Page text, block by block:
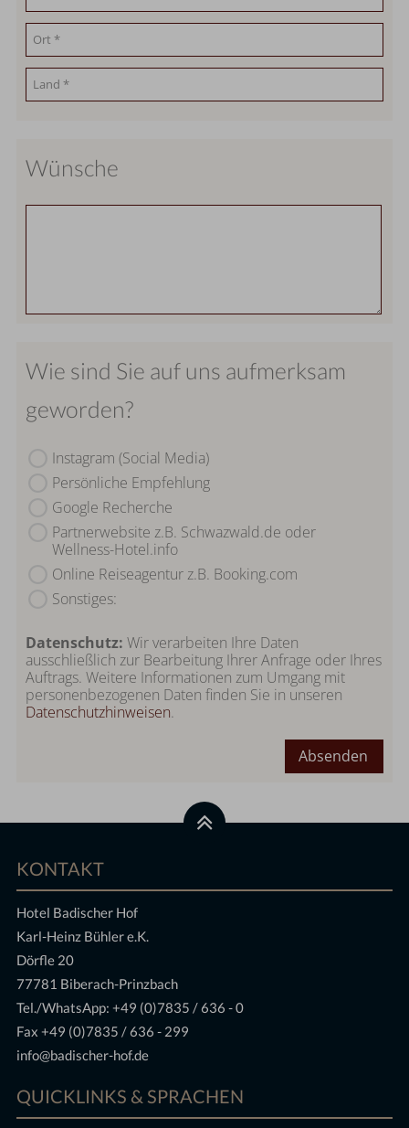
Wünsche
Wie sind Sie auf uns aufmerksam
geworden?
Instagram (Social Media)
Persönliche Empfehlung
Google Recherche
Partnerwebsite z.B. Schwazwald.de oder
Wellness-Hotel.info
Online Reiseagentur z.B. Booking.com
Sonstiges:
Datenschutz:Wir verarbeiten Ihre Daten
ausschließlich zur Bearbeitung Ihrer Anfrage oder Ihres
Auftrags. Weitere Informationen zum Umgang mit
personenbezogenen Daten finden Sie in unseren
Datenschutzhinweisen.
Absenden
KONTAKT
Hotel Badischer Hof
Karl-Heinz Bühler e.K.
Dörfle 20
77781 Biberach-Prinzbach
Tel./WhatsApp:+49 (0)7835 / 636 - 0
Fax +49 (0)7835 / 636 - 299
info@badischer-hof.de
QUICKLINKS & SPRACHEN